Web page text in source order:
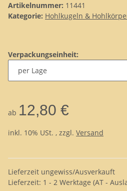
Artikelnummer: 11441
Kategorie: Hohlkugeln &
Verpackungseinheit:
ab 12,80 €
inkl. 10% USt. , zzgl. Versand
Lieferzeit ungewiss/Ausverkauft
Lieferzeit: 1 - 2 Werktage (AT -